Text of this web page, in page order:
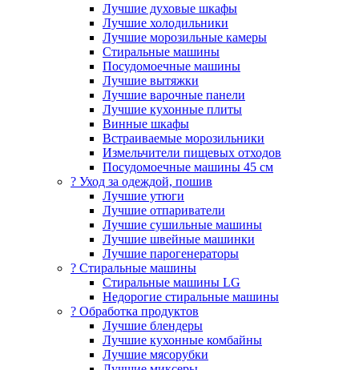
Лучшие духовые шкафы
Лучшие холодильники
Лучшие морозильные камеры
Стиральные машины
Посудомоечные машины
Лучшие вытяжки
Лучшие варочные панели
Лучшие кухонные плиты
Винные шкафы
Встраиваемые морозильники
Измельчители пищевых отходов
Посудомоечные машины 45 см
? Уход за одеждой, пошив
Лучшие утюги
Лучшие отпариватели
Лучшие сушильные машины
Лучшие швейные машинки
Лучшие парогенераторы
? Стиральные машины
Стиральные машины LG
Недорогие стиральные машины
? Обработка продуктов
Лучшие блендеры
Лучшие кухонные комбайны
Лучшие мясорубки